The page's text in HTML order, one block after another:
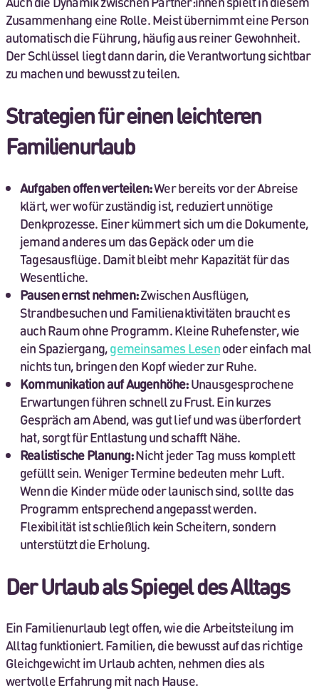
Zusammenhang eine Rolle. Meist übernimmt eine Person
automatisch die Führung, häufig aus reiner Gewohnheit.
Der Schlüssel liegt dann darin, die Verantwortung sichtbar
zu machen und bewusst zu teilen.
Strategien für einen leichteren
Familienurlaub
Aufgaben offen verteilen:Wer bereits vor der Abreise
klärt, wer wofür zuständig ist, reduziert unnötige
Denkprozesse. Einer kümmert sich um die Dokumente,
jemand anderes um das Gepäck oder um die
Tagesausflüge. Damit bleibt mehr Kapazität für das
Wesentliche.
Pausen ernst nehmen:Zwischen Ausflügen,
Strandbesuchen und Familienaktivitäten braucht es
auch Raum ohne Programm. Kleine Ruhefenster, wie
ein Spaziergang,gemeinsames Lesenoder einfach mal
nichts tun, bringen den Kopf wieder zur Ruhe.
Kommunikation auf Augenhöhe:Unausgesprochene
Erwartungen führen schnell zu Frust. Ein kurzes
Gespräch am Abend, was gut lief und was überfordert
hat, sorgt für Entlastung und schafft Nähe.
Realistische Planung:Nicht jeder Tag muss komplett
gefüllt sein. Weniger Termine bedeuten mehr Luft.
Wenn die Kinder müde oder launisch sind, sollte das
Programm entsprechend angepasst werden.
Flexibilität ist schließlich kein Scheitern, sondern
unterstützt die Erholung.
Der Urlaub als Spiegel des Alltags
Ein Familienurlaub legt offen, wie die Arbeitsteilung im
Alltag funktioniert. Familien, die bewusst auf das richtige
Gleichgewicht im Urlaub achten, nehmen dies als
wertvolle Erfahrung mit nach Hause.